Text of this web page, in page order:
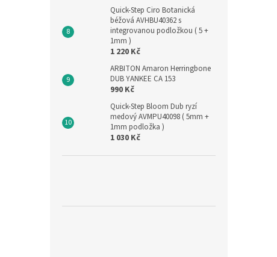
Quick-Step Ciro Botanická
béžová AVHBU40362 s
integrovanou podložkou ( 5 +
1mm )
1 220 Kč
ARBITON Amaron Herringbone
DUB YANKEE CA 153
990 Kč
Quick-Step Bloom Dub ryzí
medový AVMPU40098 ( 5mm +
1mm podložka )
1 030 Kč